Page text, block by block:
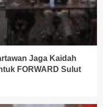
Jaga Kaidah
FORWARD Sulut